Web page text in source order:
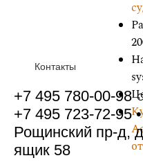
Контакты
+7 495 780-00-98
+7 495 723-72-95
Рощинский пр-д,
ящик 58